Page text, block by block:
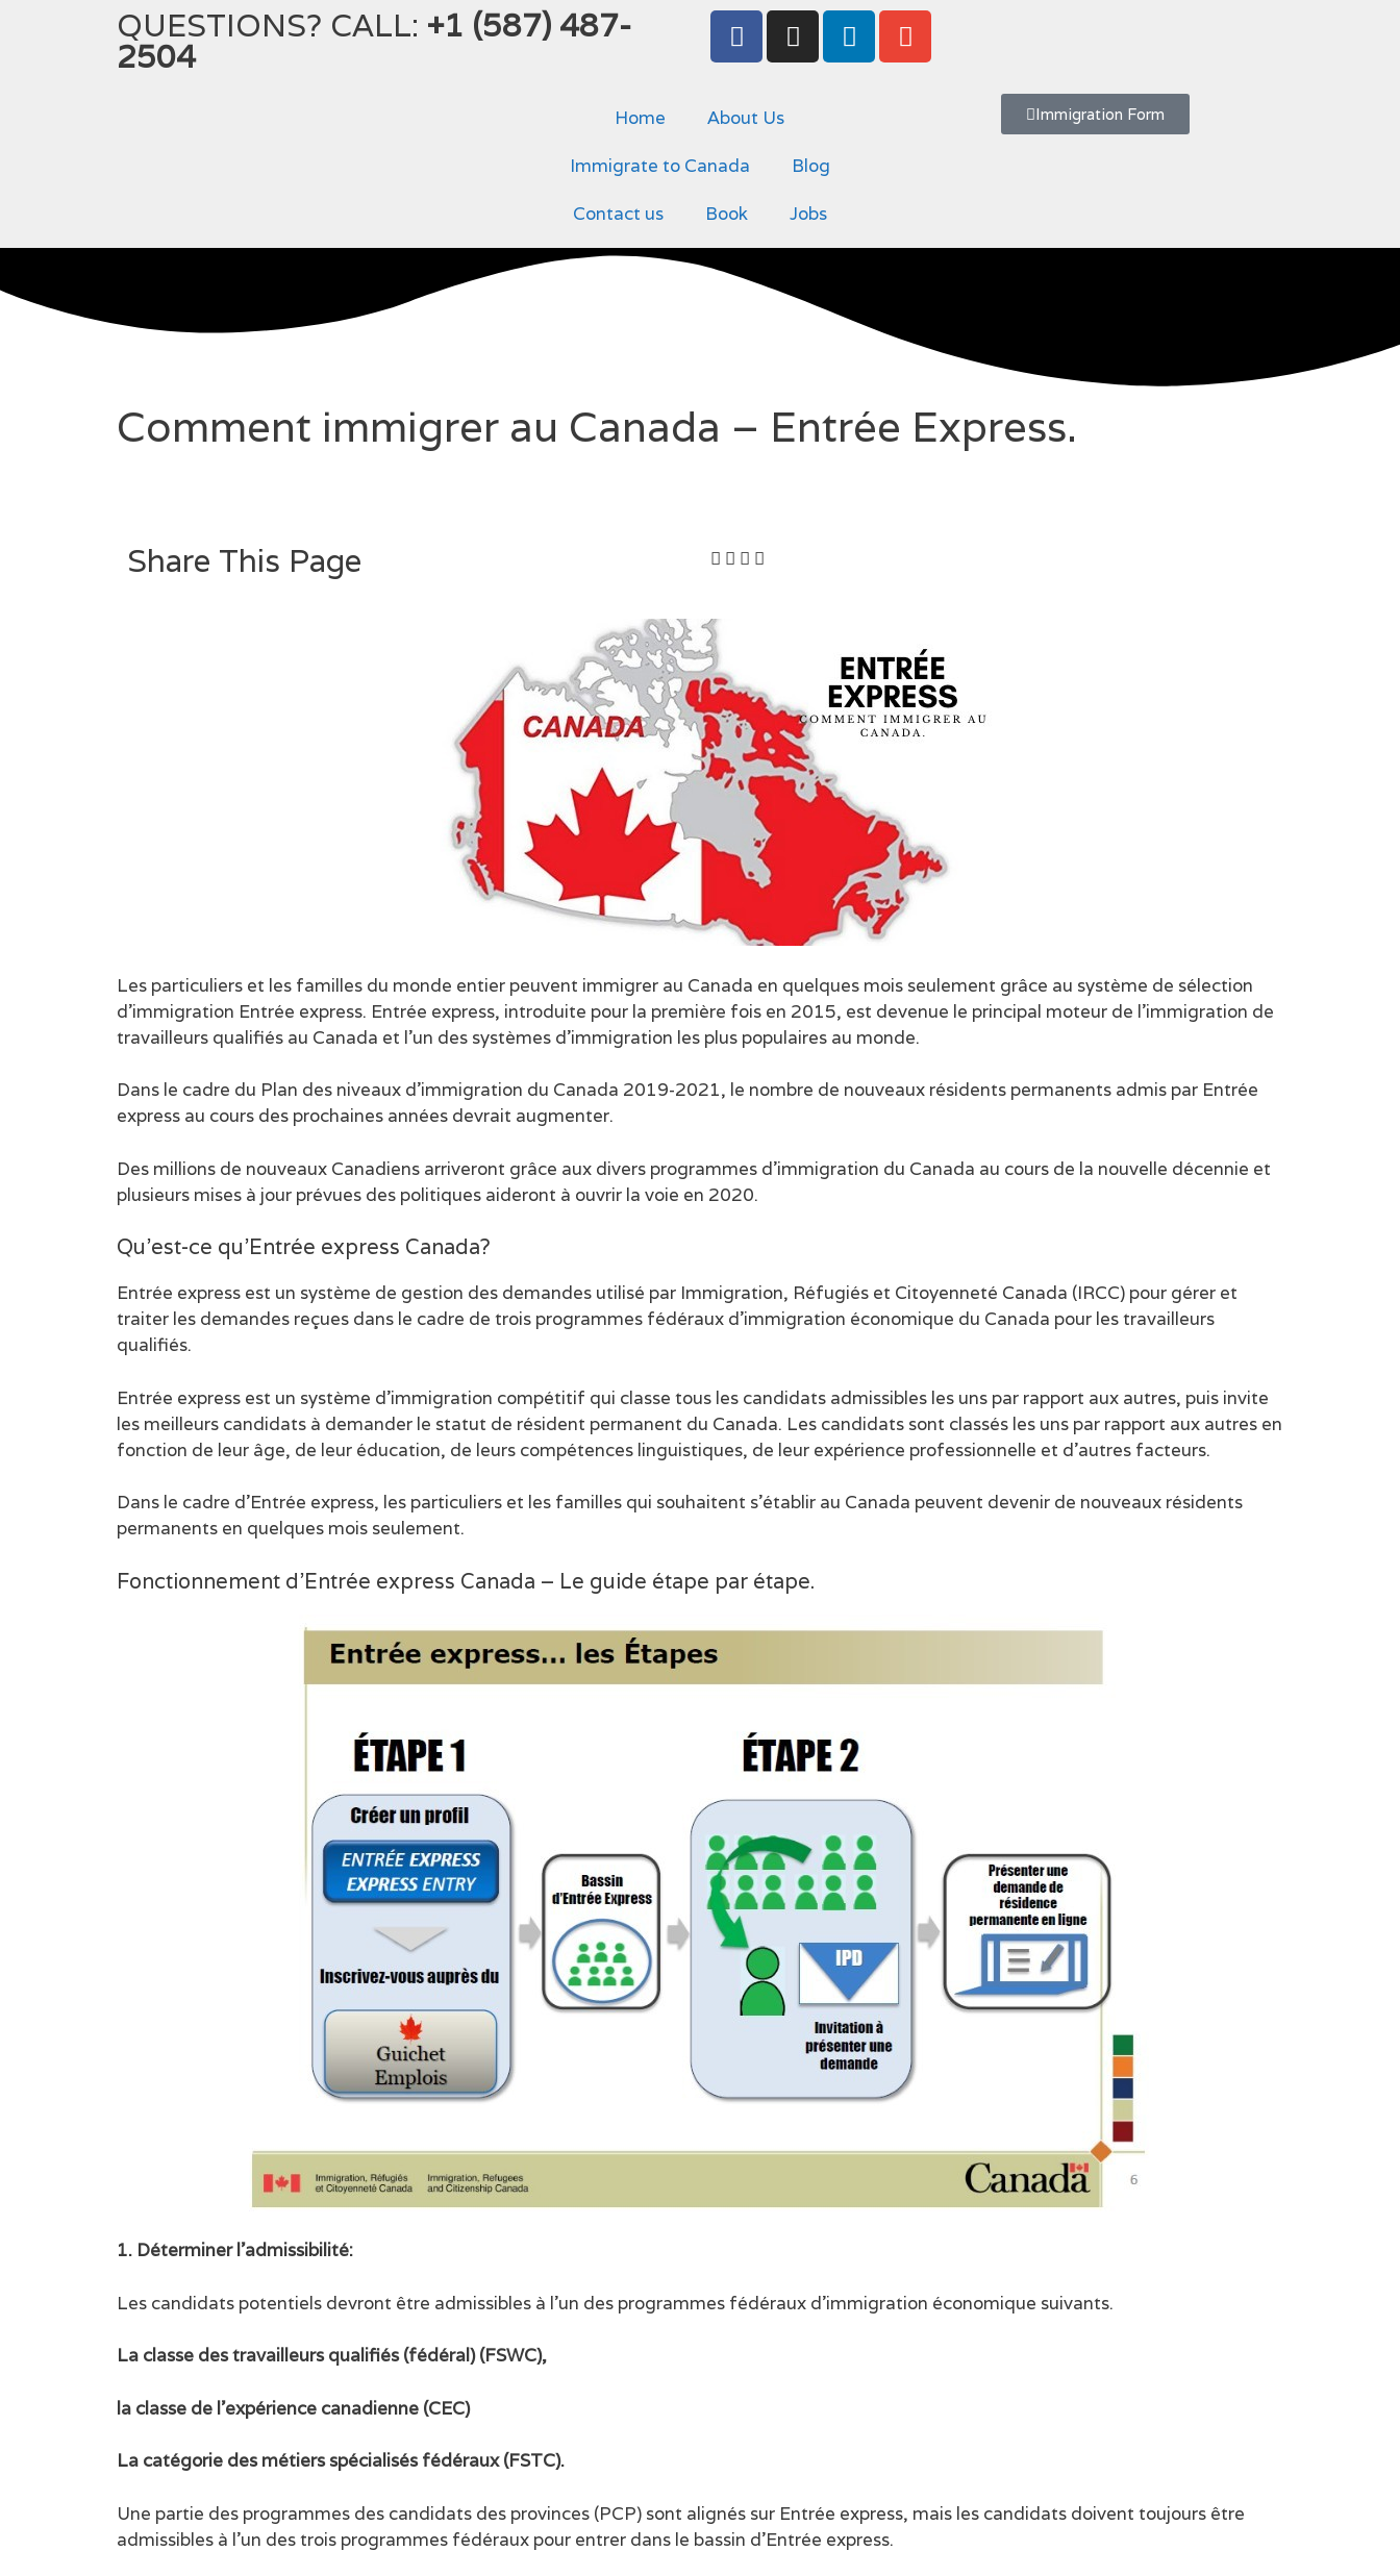
QUESTIONS? CALL: +1 (587) 487-
2504
Home About Us
Immigrate to Canada Blog
Contact us Book Jobs
Immigration Form
Comment immigrer au Canada – Entrée Express.
Share This Page
Les particuliers et les familles du monde entier peuvent immigrer au Canada en quelques mois seulement grâce au système de sélection
d’immigration Entrée express. Entrée express, introduite pour la première fois en 2015, est devenue le principal moteur de l’immigration de
travailleurs qualifiés au Canada et l’un des systèmes d’immigration les plus populaires au monde.
Dans le cadre du Plan des niveaux d’immigration du Canada 2019-2021, le nombre de nouveaux résidents permanents admis par Entrée
express au cours des prochaines années devrait augmenter.
Des millions de nouveaux Canadiens arriveront grâce aux divers programmes d’immigration du Canada au cours de la nouvelle décennie et
plusieurs mises à jour prévues des politiques aideront à ouvrir la voie en 2020.
Qu’est-ce qu’Entrée express Canada?
Entrée express est un système de gestion des demandes utilisé par Immigration, Réfugiés et Citoyenneté Canada (IRCC) pour gérer et
traiter les demandes reçues dans le cadre de trois programmes fédéraux d’immigration économique du Canada pour les travailleurs
qualifiés.
Entrée express est un système d’immigration compétitif qui classe tous les candidats admissibles les uns par rapport aux autres, puis invite
les meilleurs candidats à demander le statut de résident permanent du Canada. Les candidats sont classés les uns par rapport aux autres en
fonction de leur âge, de leur éducation, de leurs compétences linguistiques, de leur expérience professionnelle et d’autres facteurs.
Dans le cadre d’Entrée express, les particuliers et les familles qui souhaitent s’établir au Canada peuvent devenir de nouveaux résidents
permanents en quelques mois seulement.
Fonctionnement d’Entrée express Canada – Le guide étape par étape.
1. Déterminer l’admissibilité:
Les candidats potentiels devront être admissibles à l’un des programmes fédéraux d’immigration économique suivants.
La classe des travailleurs qualifiés (fédéral) (FSWC),
la classe de l’expérience canadienne (CEC)
La catégorie des métiers spécialisés fédéraux (FSTC).
Une partie des programmes des candidats des provinces (PCP) sont alignés sur Entrée express, mais les candidats doivent toujours être
admissibles à l’un des trois programmes fédéraux pour entrer dans le bassin d’Entrée express.